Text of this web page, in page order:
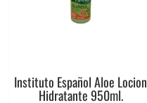
Instituto Español Aloe Locion
Hidratante 950ml.